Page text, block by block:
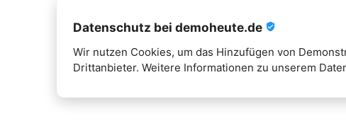
Datenschutz bei demoheute.de verified_user
Wir nutzen Cookies, um das Hinzufügen von
Drittanbieter. Weitere Informationen zu unserem